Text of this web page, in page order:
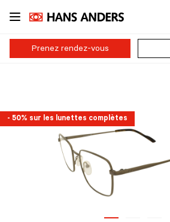
Passer
contenu
principalPrenez rendez-vous
- 50% sur les lunettes complètes